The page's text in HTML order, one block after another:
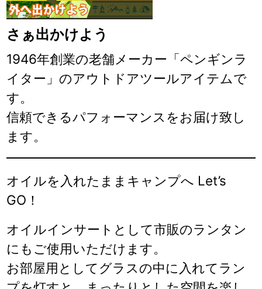
さぁ出かけよう
1946年創業の老舗メーカー「ペンギンラ
イター」のアウトドアツールアイテムで
す。
信頼できるパフォーマンスをお届け致し
ます。
オイルを入れたままキャンプへ Let’s
GO！
オイルインサートとして市販のランタン
にもご使用いただけます。
お部屋用としてグラスの中に入れてラン